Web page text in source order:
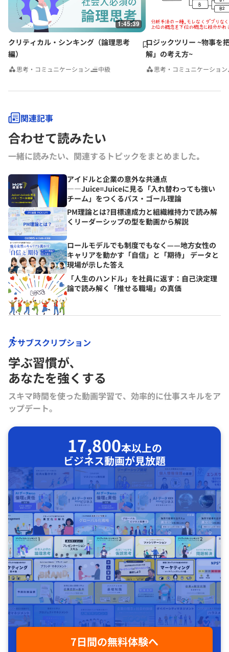
1:45:39
クリティカル・シンキング（論理思考
編）
思考・コミュニケーション 中級
ロジックツリー ~物事を
解」の考え方~
思考・コミュニケーション
関連記事
合わせて読みたい
一緒に読みたい、関連するトピックをまとめました｡
アイドルと企業の意外な共通点
――Juice=Juiceに見る「入れ替わっても強い
チーム」をつくるパス・ゴール理論
PM理論とは?目標達成力と組織維持力で読み解
くリーダーシップの型を動画から解説
ロールモデルでも制度でもなく——地方女性の
キャリアを動かす「自信」と「期待」 データと
現場が示した答え
「人生のハンドル」を社員に返す：自己決定理
論で読み解く「推せる職場」の真価
サブスクリプション
学ぶ習慣が､
あなたを強くする
スキマ時間を使った動画学習で、効率的に仕事スキルをア
ップデート。
17,800本以上の
ビジネス動画が見放題
7日間の無料体験へ